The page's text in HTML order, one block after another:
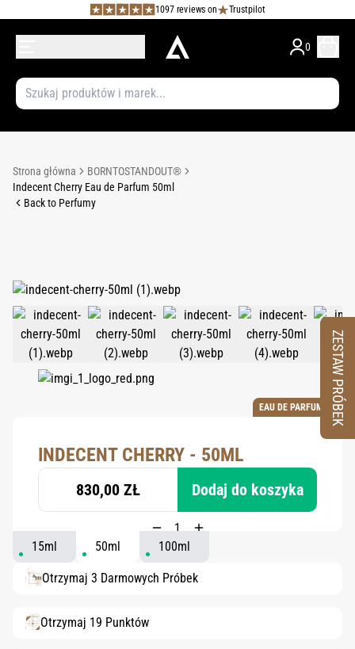
1097 reviews on Trustpilot
0
Strona główna
BORNTOSTANDOUT®
Indecent Cherry Eau de Parfum 50ml
Back to Perfumy
EAU DE PARFUM
INDECENT CHERRY - 50ML
830,00 ZŁ Dodaj do koszyka
15ml 50ml 100ml
Otrzymaj 3 Darmowych Próbek
Otrzymaj 19 Punktów
ZESTAW PRÓBEK